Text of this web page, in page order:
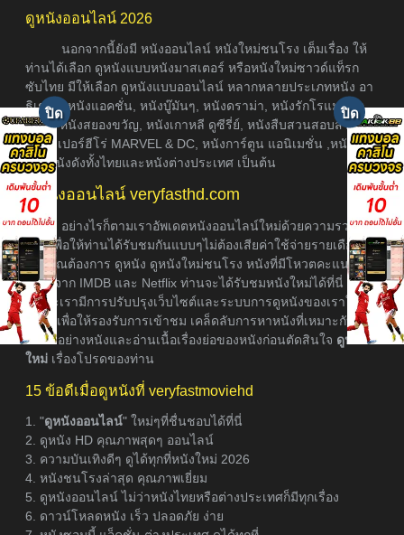
ดูหนังออนไลน์ 2026
นอกจากนี้ยังมี หนังออนไลน์ หนังใหม่ชนโรง เต็มเรื่อง ให้
ท่านได้เลือก ดูหนังแบบหนังมาสเตอร์ หรือหนังใหม่ซาวด์แท็รก
ซับไทย มีให้เลือก ดูหนังแบบออนไลน์ หลากหลายประเภทหนัง อา
ธิเช่น ดูหนังแอคชั่น, หนังบู๊มันๆ, หนังดราม่า, หนังรักโรแมนติก,
หนังผี หนังสยองขวัญ, หนังเกาหลี ดูซีรี่ย์, หนังสืบสวนสอบสวน,
หนังซุเปอร์ฮีโร่ MARVEL & DC, หนังการ์ตูน แอนิเมชั่น ,หนังภาค
ต่อ, หนังดังทั้งไทยและหนังต่างประเทศ เป็นต้น
ดูหนังออนไลน์ veryfasthd.com
อย่างไรก็ตามเราอัพเดตหนังออนไลน์ใหม่ด้วยความรวดเร็ว
ที่สุดเพื่อให้ท่านได้รับชมกันแบบๆไม่ต้องเสียค่าใช้จ่ายรายเดือน
หากคุณต้องการ ดูหนัง ดูหนังใหม่ชนโรง หนังที่มีโหวตคะแนนเรต
ติ้งสูงจาก IMDB และ Netflix ท่านจะได้รับชมหนังใหม่ได้ที่นี่
เพราะเรามีการปรับปรุงเว็บไซต์และระบบการดูหนังของเราให้ดี
ยิ่งขึ้นเพื่อให้รองรับการเข้าชม เคล็ดลับการหาหนังที่เหมาะกับคุณ
ชมตัวอย่างหนังและอ่านเนื้อเรื่องย่อของหนังก่อนตัดสินใจ ดูหนัง
ใหม่ เรื่องโปรดของท่าน
15 ข้อดีเมื่อดูหนังที่ veryfastmoviehd
1. "ดูหนังออนไลน์" ใหม่ๆที่ชื่นชอบได้ที่นี่
2. ดูหนัง HD คุณภาพสุดๆ ออนไลน์
3. ความบันเทิงดีๆ ดูได้ทุกที่หนังใหม่ 2026
4. หนังชนโรงล่าสุด คุณภาพเยี่ยม
5. ดูหนังออนไลน์ ไม่ว่าหนังไทยหรือต่างประเทศก็มีทุกเรื่อง
6. ดาวน์โหลดหนัง เร็ว ปลอดภัย ง่าย